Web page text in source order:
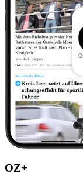
OZ+